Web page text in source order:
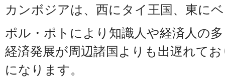
カンボジアは、西にタイ王国、東に
ポル・ポトにより知識人や経済人の
経済発展が周辺諸国よりも出遅れて
になります。